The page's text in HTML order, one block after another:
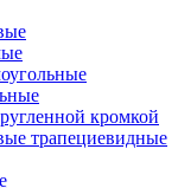
кромкой
трапециевидные